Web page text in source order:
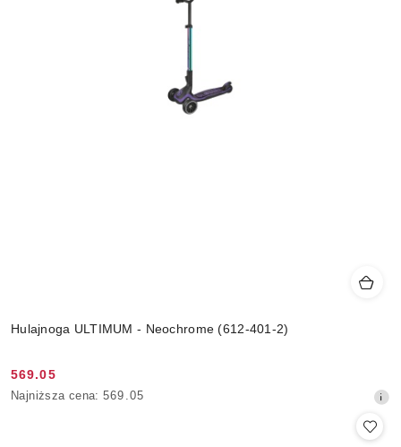
Hulajnoga ULTIMUM - Neochrome (612-401-2)
Cena
promocyjna:
569.05
Najniższa
Najniższa cena: 569.05